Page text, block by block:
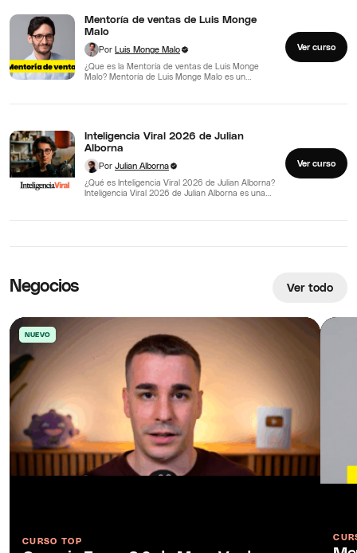
Mentoría de ventas de Luis Monge
Malo
Por Luis Monge Malo
¿Que es la Mentoría de ventas de Luis Monge
Malo? Mentoría de Luis Monge Malo es un…
Ver curso
Inteligencia Viral 2026 de Julian
Alborna
Por Julian Alborna
¿Qué es Inteligencia Viral 2026 de Julian Alborna?
Inteligencia Viral 2026 de Julian Alborna es una
Ver curso
Negocios Ver todo
NUEVO
CURSO TOP